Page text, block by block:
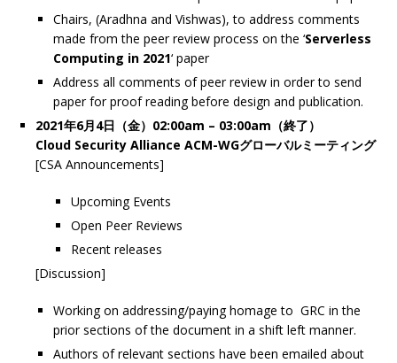
Chairs, (Aradhna and Vishwas), to address comments
made from the peer review process on the ‘Serverless
Computing in 2021‘ paper
Address all comments of peer review in order to send
paper for proof reading before design and publication.
2021年6月4日（金）02:00am – 03:00am（終了）
Cloud Security Alliance ACM-WGグローバルミーティング
[CSA Announcements]
Upcoming Events
Open Peer Reviews
Recent releases
[Discussion]
Working on addressing/paying homage to GRC in the
prior sections of the document in a shift left manner.
Authors of relevant sections have been emailed about